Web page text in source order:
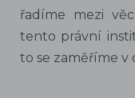
řadíme mezi
tento právní
to se zaměříme